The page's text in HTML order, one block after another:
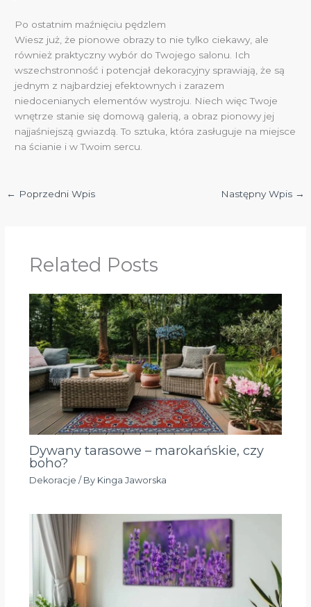
Po ostatnim maźnięciu pędzlem
Wiesz już, że pionowe obrazy to nie tylko ciekawy, ale
również praktyczny wybór do Twojego salonu. Ich
wszechstronność i potencjał dekoracyjny sprawiają, że są
jednym z najbardziej efektownych i zarazem
niedocenianych elementów wystroju. Niech więc Twoje
wnętrze stanie się domową galerią, a obraz pionowy jej
najjaśniejszą gwiazdą. To sztuka, która zasługuje na miejsce
na ścianie i w Twoim sercu.
← Poprzedni Wpis Następny Wpis →
Related Posts
Dywany tarasowe – marokańskie, czy
boho?
Dekoracje / By Kinga Jaworska